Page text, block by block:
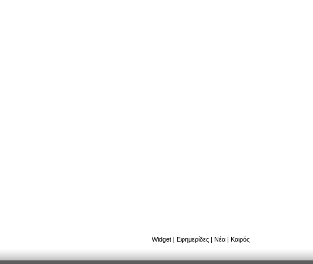
Widget| Εφημερίδες| Νέα | Καιρός